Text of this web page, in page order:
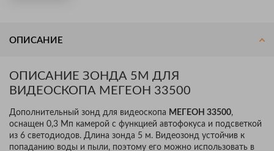
ОПИСАНИЕ
ОПИСАНИЕ ЗОНДА 5М ДЛЯ
ВИДЕОСКОПА МЕГЕОН 33500
Дополнительный зонд для видеоскопа МЕГЕОН 33500,
оснащен 0,3 Мп камерой с функцией автофокуса и подсветкой
из 6 светодиодов. Длина зонда 5 м. Видеозонд устойчив к
попаданию воды и пыли, поэтому его можно использовать в